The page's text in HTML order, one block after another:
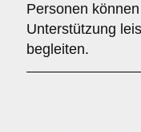
Personen
Unterstützung
begleiten.